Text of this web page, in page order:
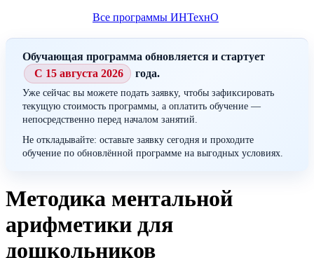
Все программы ИНТехнО
Обучающая программа обновляется и стартует
С 15 августа 2026
года.
Уже сейчас вы можете подать заявку, чтобы зафиксировать
текущую стоимость программы, а оплатить обучение —
непосредственно перед началом занятий.
Не откладывайте: оставьте заявку сегодня и проходите
обучение по обновлённой программе на выгодных условиях.
Методика ментальной
арифметики для
дошкольников